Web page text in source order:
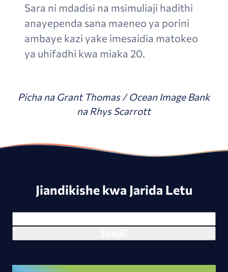
Sara ni mdadisi na msimuliaji hadithi
anayependa sana maeneo ya porini
ambaye kazi yake imesaidia matokeo
ya uhifadhi kwa miaka 20.
Picha na Grant Thomas / Ocean Image Bank
na Rhys Scarrott
Jiandikishe kwa Jarida Letu